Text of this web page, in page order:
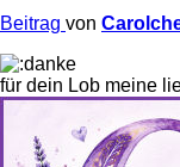
Beitrag von
für dein Lob meine